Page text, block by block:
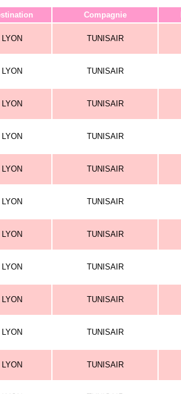
Compagnie
LYON TUNISAIR
LYON TUNISAIR
LYON TUNISAIR
LYON TUNISAIR
LYON TUNISAIR
LYON TUNISAIR
LYON TUNISAIR
LYON TUNISAIR
LYON TUNISAIR
LYON TUNISAIR
LYON TUNISAIR